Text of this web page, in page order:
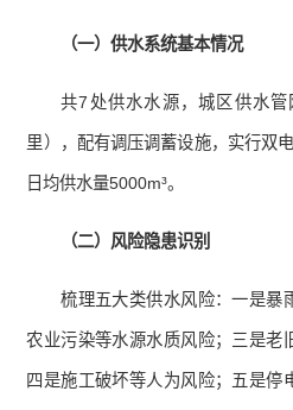
（一）供水系统基本情况
共7处供水水源，城区供水
里），配有调压调蓄设施，实行双
日均供水量5000m³。
（二）风险隐患识别
梳理五大类供水风险：一是暴
农业污染等水源水质风险；三是老
四是施工破坏等人为风险；五是停